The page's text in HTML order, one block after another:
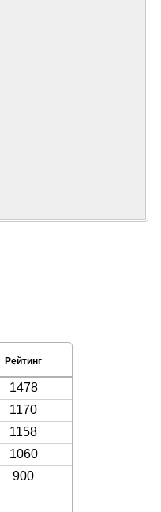
Рейтинг
1478
1170
1158
1060
900